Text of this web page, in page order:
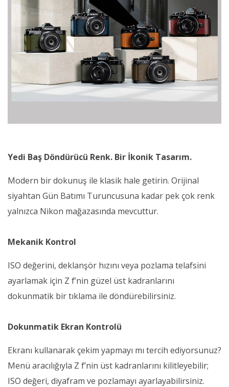
Yedi Baş Döndürücü Renk. Bir İkonik Tasarım.
Modern bir dokunuş ile klasik hale getirin. Orijinal
siyahtan Gün Batımı Turuncusuna kadar pek çok renk
yalnızca Nikon mağazasında mevcuttur.
Mekanik Kontrol
ISO değerini, deklanşör hızını veya pozlama telafsini
ayarlamak için Z f’nin güzel üst kadranlarını
dokunmatik bir tıklama ile döndürebilirsiniz.
Dokunmatik Ekran Kontrolü
Ekranı kullanarak çekim yapmayı mı tercih ediyorsunuz?
Menü aracılığıyla Z f’nin üst kadranlarını kilitleyebilir;
ISO değeri, diyafram ve pozlamayı ayarlayabilirsiniz.